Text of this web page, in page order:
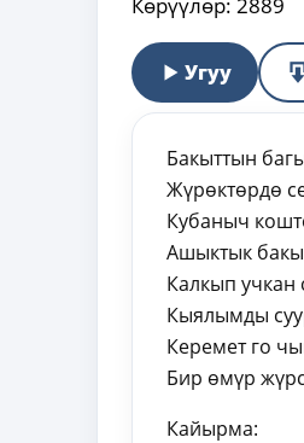
Угуу
Бакыттын
Жүрөктөрдө
Кубаныч
Ашыктык
Калкып
Кыялымды
Керемет го
Бир өмүр
Кайырма: